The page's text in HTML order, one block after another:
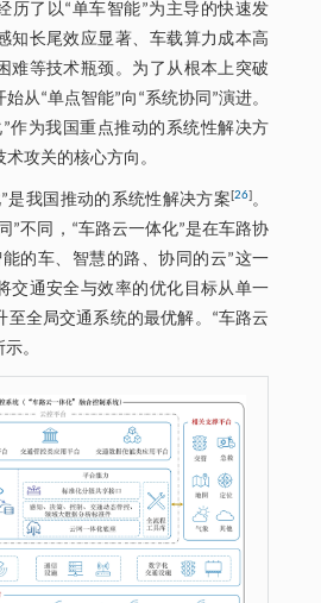
历了以“单车智能”为主导的快速发
知长尾效应显著、车载算力成本高
难等技术瓶颈。为了从根本上突破
从“单点智能”向“系统协同”演进。
作为我国重点推动的系统性解决方
攻关的核心方向。
是我国推动的系统性解决方案[26]。
”不同，“车路云一体化”是在车路协
的车、智慧的路、协同的云”这一
交通安全与效率的优化目标从单一
至全局交通系统的最优解。“车路云
。